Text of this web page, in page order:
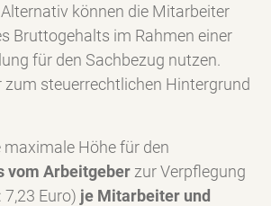
können die Mitarbeiter
Bruttogehalts im Rahmen einer
für den Sachbezug nutzen.
zum steuerrechtlichen Hintergrund
Höhe für den
vom Arbeitgeber zur Verpflegung
7,23 Euro) je Mitarbeiter und